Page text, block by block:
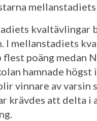
kvaltävlingar
I mellanstadiets
flest poäng medan
hamnade
vinnare av varsin
krävdes att delta i